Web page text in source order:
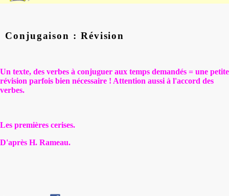
Conjugaison : Révision
Un texte, des verbes à conjuguer aux temps demandés = une petite
révision parfois bien nécessaire ! Attention aussi à l'accord des
verbes.
Les premières cerises.
D'après H. Rameau.